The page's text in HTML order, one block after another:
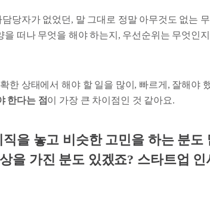
당자가 없었던, 말 그대로 정말 아무것도 없는
을 떠나 무엇을 해야 하는지, 우선순위는 무엇인
한 상태에서 해야 할 일을 많이, 빠르게, 잘해야
한다는 점이 가장 큰 차이점인 것 같아요.
을 놓고 비슷한 고민을 하는 분도
을 가진 분도 있겠죠? 스타트업